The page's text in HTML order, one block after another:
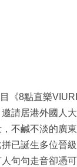
《8點直樂
請居港外國人
不鹹不淡的廣
已誕生多位晉
句句走音卻憑可